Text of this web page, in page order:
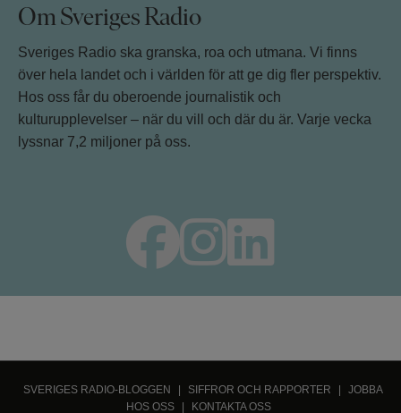
Om Sveriges Radio
Sveriges Radio ska granska, roa och utmana. Vi finns
över hela landet och i världen för att ge dig fler perspektiv.
Hos oss får du oberoende journalistik och
kulturupplevelser – när du vill och där du är. Varje vecka
lyssnar 7,2 miljoner på oss.
SVERIGES RADIO-BLOGGEN SIFFROR OCH RAPPORTER
JOBBA
HOS OSS
KONTAKTA OSS